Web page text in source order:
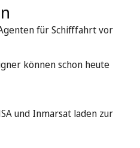
für Schifffahrt vor
können schon heute
und Inmarsat laden zur